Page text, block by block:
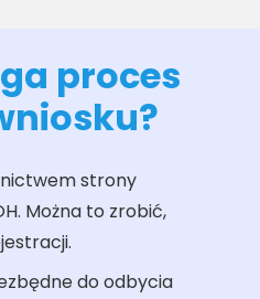
proces
strony
Można to zrobić,
do odbycia